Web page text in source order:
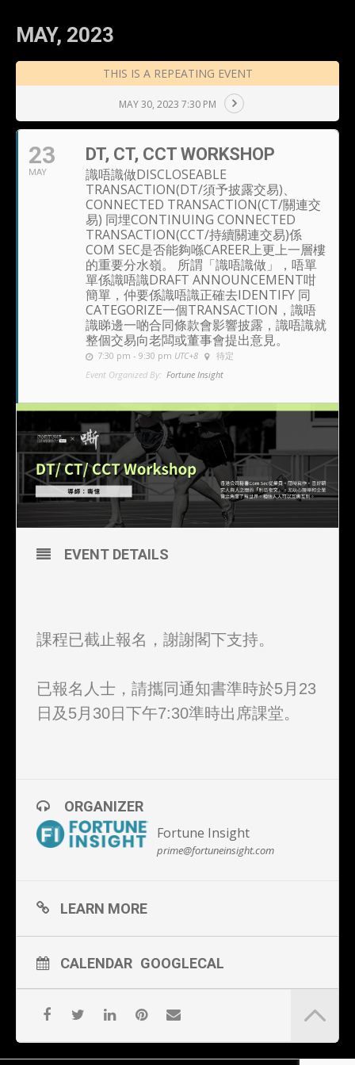
MAY, 2023
THIS IS A REPEATING EVENT
MAY 30, 2023 7:30 PM
23
MAY
DT, CT, CCT WORKSHOP
識唔識做DISCLOSEABLE
TRANSACTION(DT/須予披露交易)、
CONNECTED TRANSACTION(CT/關連交
易) 同埋CONTINUING CONNECTED
TRANSACTION(CCT/持續關連交易)係
COM SEC是否能夠喺CAREER上更上一層樓
的重要分水嶺。 所謂「識唔識做」，唔單
單係識唔識DRAFT ANNOUNCEMENT咁
簡單，仲要係識唔識正確去IDENTIFY 同
CATEGORIZE一個TRANSACTION，識唔
識睇邊一啲合同條款會影響披露，識唔識就
整個交易向老闆或董事會提出意見。
7:30 pm - 9:30 pm UTC+8
待定
Event Organized By: Fortune Insight
EVENT DETAILS
課程已截止報名，謝謝閣下支持。
已報名人士，請攜同通知書準時於5月23
日及5月30日下午7:30準時出席課堂。
ORGANIZER
Fortune Insight
prime@fortuneinsight.com
LEARN MORE
CALENDAR GOOGLECAL